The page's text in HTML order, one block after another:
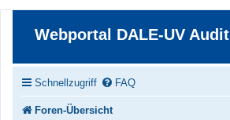
Webportal DALE-UV Audit
Schnellzugriff FAQ
Foren-Übersicht